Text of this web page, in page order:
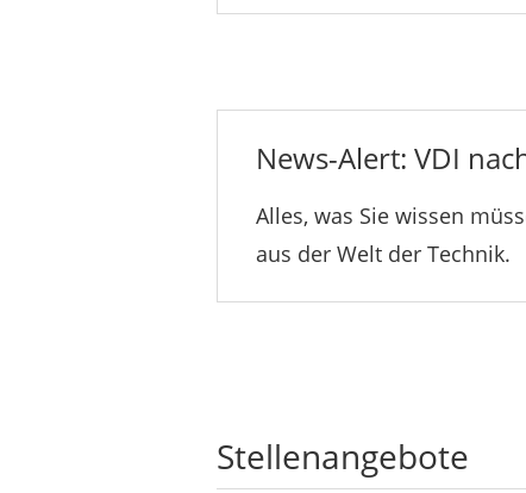
News-Alert: VDI
Alles, was Sie wissen
aus der Welt der Technik.
Stellenangebote